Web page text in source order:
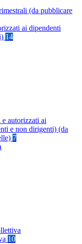
(da pubblicare
ai dipendenti
14
autorizzati ai
e non dirigenti) (da
7
10